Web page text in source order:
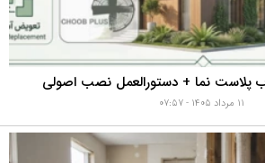
پلاست نما + دستورالعمل نصب اصولی